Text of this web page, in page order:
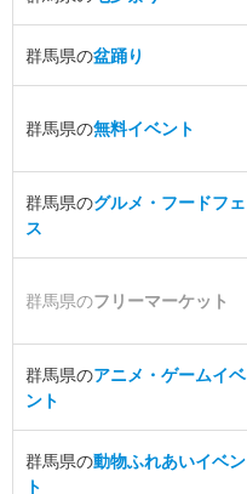
群馬県の盆踊り
群馬県の無料イベント
群馬県のグルメ・フードフェ
ス
群馬県のフリーマーケット
群馬県のアニメ・ゲームイベ
ント
群馬県の動物ふれあいイベン
ト